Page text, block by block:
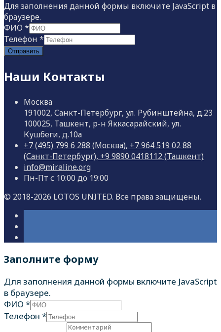
Для заполнения данной формы включите JavaScript в
браузере.
ФИО *
Телефон *
Отправить
Наши Контакты
Москва
191002, Санкт-Петербург, ул. Рубинштейна, д.23
100025, Ташкент, р-н Яккасарайский, ул.
Кушбеги, д.10а
+7 (495) 799 6 288 (Москва), +7 964 519 02 88
(Санкт-Петербург), +9 9890 0418112 (Ташкент)
info@miraline.org
Пн-Пт с 10:00 до 19:00
© 2018-2026 LOTOS UNITED. Все права защищены.
Заполните форму
Для заполнения данной формы включите JavaScript
в браузере.
ФИО *
Телефон *